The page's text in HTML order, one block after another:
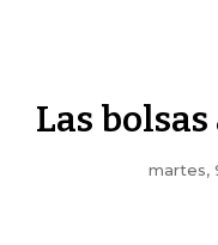
Las
martes,